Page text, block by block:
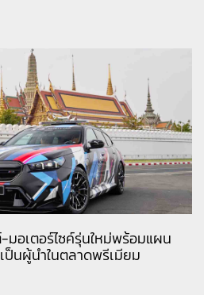
อเตอร์ไซค์รุ่นใหม่พร้อมแผน
นผู้นำในตลาดพรีเมียม